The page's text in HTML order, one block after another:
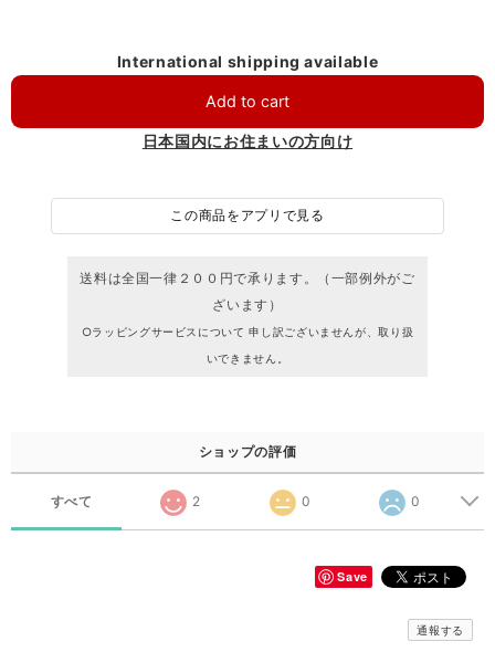
International shipping available
Add to cart
日本国内にお住まいの方向け
この商品をアプリで見る
送料は全国一律２００円で承ります。（一部例外がご
ざいます）
○ラッピングサービスについて 申し訳ございませんが、取り扱
いできません。
ショップの評価
すべて 2 0 0
Save
通報する